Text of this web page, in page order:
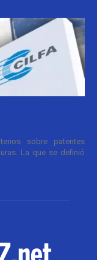
sobre patentes
La que se definió